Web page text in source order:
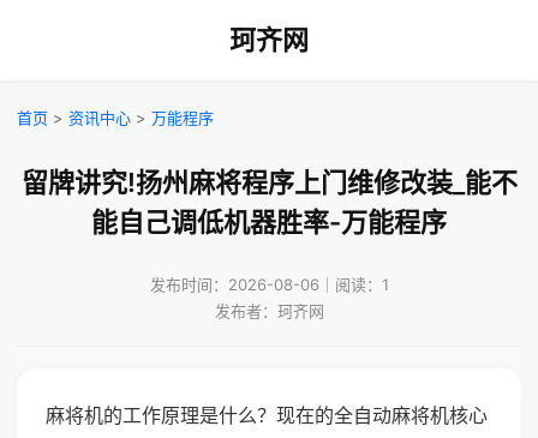
珂齐网
首页 > 资讯中心 > 万能程序
留牌讲究!扬州麻将程序上门维修改装_能不
能自己调低机器胜率-万能程序
发布时间：2026-08-06｜阅读：1
发布者：珂齐网
麻将机的工作原理是什么？现在的全自动麻将机核心